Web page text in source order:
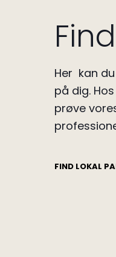
Her kan
på dig.
prøve
FIND LOKAL